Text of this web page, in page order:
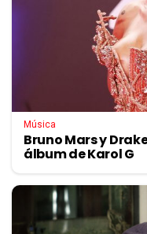
Música
Bruno Mars y
álbum de Karol G